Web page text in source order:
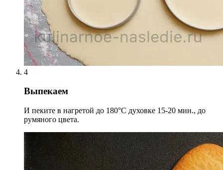
4
Выпекаем
И пеките в нагретой до 180°С духовке 15-20 мин., до
румяного цвета.